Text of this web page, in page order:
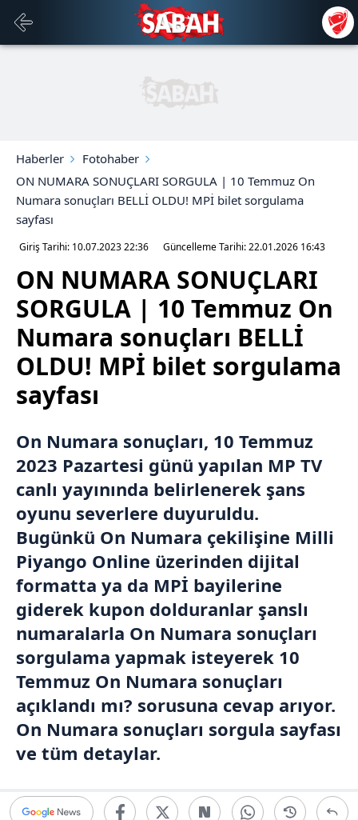
Haberler
Fotohaber
ON NUMARA SONUÇLARI SORGULA | 10 Temmuz On
Numara sonuçları BELLİ OLDU! MPİ bilet sorgulama
sayfası
Giriş Tarihi: 10.07.202322:36 Güncelleme Tarihi: 22.01.2026 16:43
ON NUMARA SONUÇLARI
SORGULA | 10 Temmuz On
Numara sonuçları BELLİ
OLDU! MPİ bilet sorgulama
sayfası
On Numara sonuçları, 10 Temmuz
2023 Pazartesi günü yapılan MP TV
canlı yayınında belirlenerek şans
oyunu severlere duyuruldu.
Bugünkü On Numara çekilişine Milli
Piyango Online üzerinden dijital
formatta ya da MPİ bayilerine
giderek kupon dolduranlar şanslı
numaralarla On Numara sonuçları
sorgulama yapmak isteyerek 10
Temmuz On Numara sonuçları
açıklandı mı? sorusuna cevap arıyor.
On Numara sonuçları sorgula sayfası
ve tüm detaylar.